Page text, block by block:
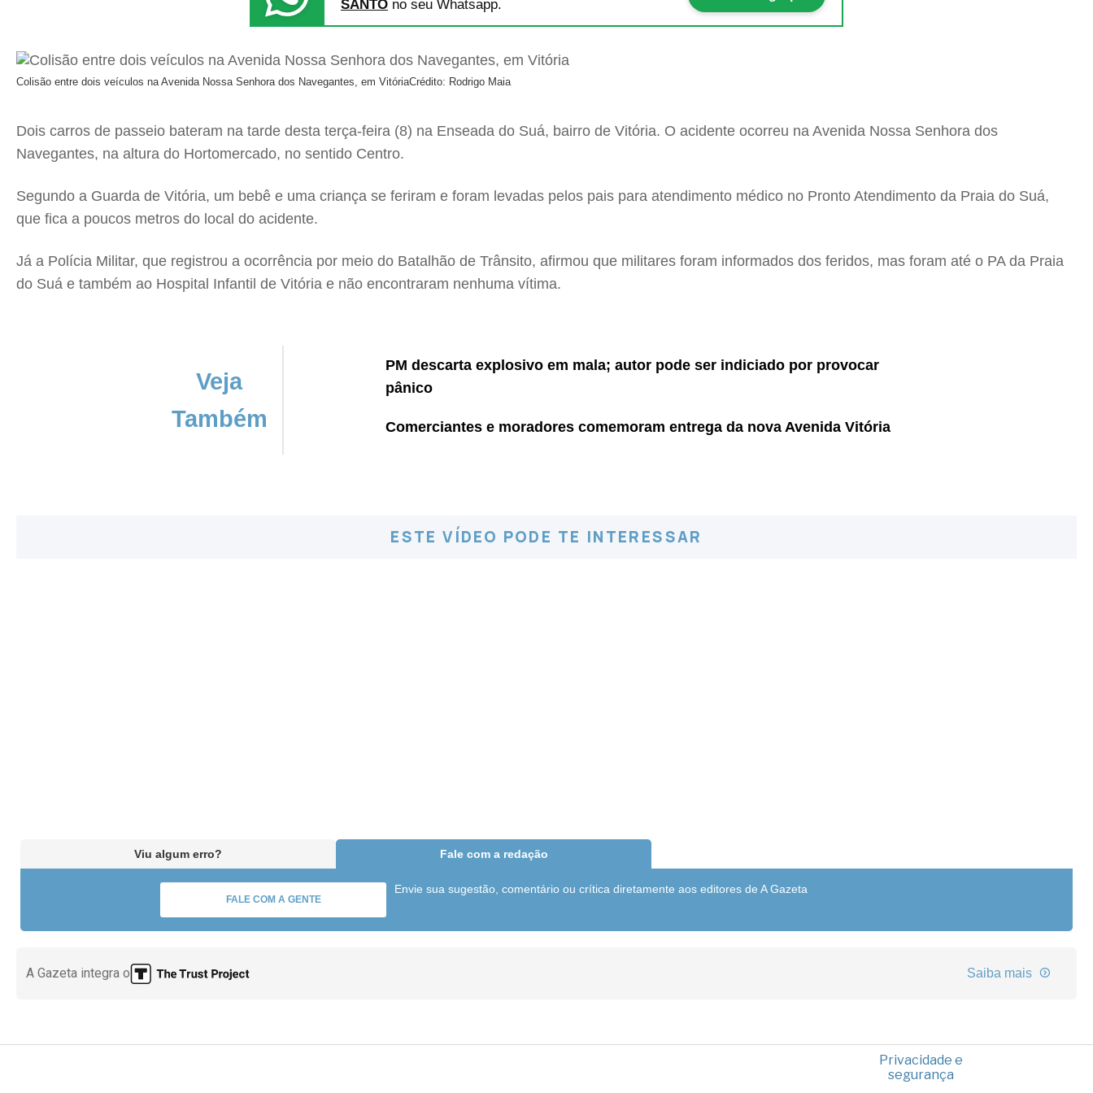
SANTO no seu Whatsapp.
Colisão entre dois veículos na Avenida Nossa Senhora dos Navegantes, em VitóriaCrédito: Rodrigo Maia
Dois carros de passeio bateram na tarde desta terça-feira (8) na Enseada do Suá, bairro de Vitória. O acidente ocorreu na Avenida Nossa Senhora dos
Navegantes, na altura do Hortomercado, no sentido Centro.
Segundo a Guarda de Vitória, um bebê e uma criança se feriram e foram levadas pelos pais para atendimento médico no Pronto Atendimento da Praia do Suá,
que fica a poucos metros do local do acidente.
Já a Polícia Militar, que registrou a ocorrência por meio do Batalhão de Trânsito, afirmou que militares foram informados dos feridos, mas foram até o PA da Praia
do Suá e também ao Hospital Infantil de Vitória e não encontraram nenhuma vítima.
Veja
Também
PM descarta explosivo em mala; autor pode ser indiciado por provocar
pânico
Comerciantes e moradores comemoram entrega da nova Avenida Vitória
ESTE VÍDEO PODE TE INTERESSAR
Viu algum erro? Fale com a redação
FALE COM A GENTE
Envie sua sugestão, comentário ou crítica diretamente aos editores de A Gazeta
A Gazeta integra o Saiba mais
Privacidade e
segurança